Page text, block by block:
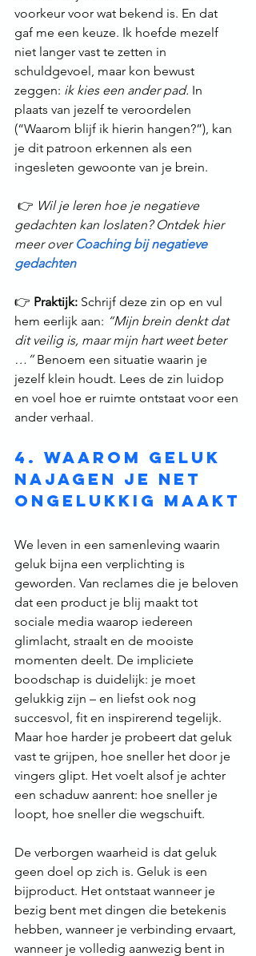
voorkeur voor wat bekend is. En dat
gaf me een keuze. Ik hoefde mezelf
niet langer vast te zetten in
schuldgevoel, maar kon bewust
zeggen: ik kies een ander pad. In
plaats van jezelf te veroordelen
(“Waarom blijf ik hierin hangen?”), kan
je dit patroon erkennen als een
ingesleten gewoonte van je brein.
👉 Wil je leren hoe je negatieve
gedachten kan loslaten? Ontdek hier
meer over Coaching bij negatieve
gedachten
👉 Praktijk: Schrijf deze zin op en vul
hem eerlijk aan: “Mijn brein denkt dat
dit veilig is, maar mijn hart weet beter
…” Benoem een situatie waarin je
jezelf klein houdt. Lees de zin luidop
en voel hoe er ruimte ontstaat voor een
ander verhaal.
4. Waarom geluk
najagen je net
ongelukkig maakt
We leven in een samenleving waarin
geluk bijna een verplichting is
geworden. Van reclames die je beloven
dat een product je blij maakt tot
sociale media waarop iedereen
glimlacht, straalt en de mooiste
momenten deelt. De impliciete
boodschap is duidelijk: je moet
gelukkig zijn – en liefst ook nog
succesvol, fit en inspirerend tegelijk.
Maar hoe harder je probeert dat geluk
vast te grijpen, hoe sneller het door je
vingers glipt. Het voelt alsof je achter
een schaduw aanrent: hoe sneller je
loopt, hoe sneller die wegschuift.
De verborgen waarheid is dat geluk
geen doel op zich is. Geluk is een
bijproduct. Het ontstaat wanneer je
bezig bent met dingen die betekenis
hebben, wanneer je verbinding ervaart,
wanneer je volledig aanwezig bent in